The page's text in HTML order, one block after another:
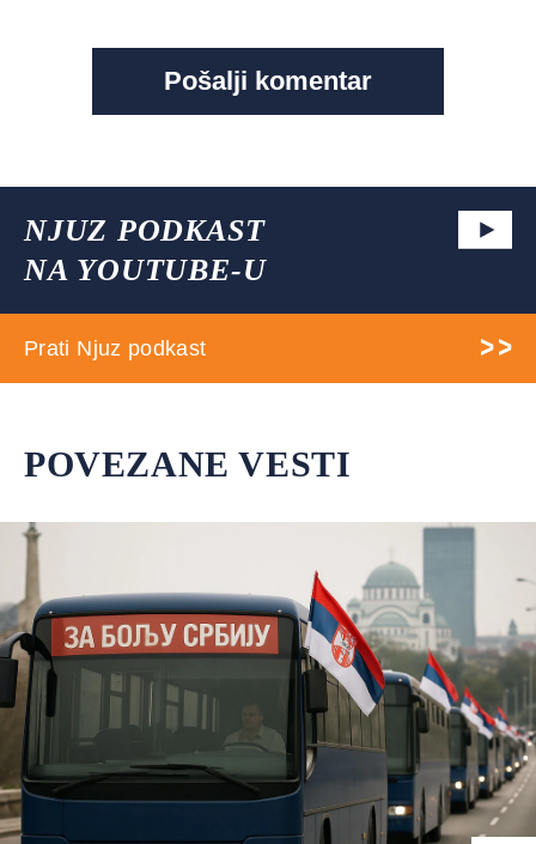
NJUZ PODKAST
NA YOUTUBE-U
Prati Njuz podkast
POVEZANE VESTI